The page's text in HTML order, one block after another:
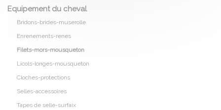
Equipement du cheval
Bridons-brides-muserolle
Enrenements-renes
Filets-mors-mousqueton
Licols-longes-mousqueton
Cloches-protections
Selles-accessoires
Tapes de selle-surfaix